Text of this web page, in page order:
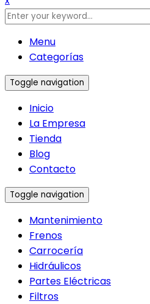
Menu
Categorías
Toggle navigation
Inicio
La Empresa
Tienda
Blog
Contacto
Toggle navigation
Mantenimiento
Frenos
Carrocería
Hidráulicos
Partes Eléctricas
Filtros